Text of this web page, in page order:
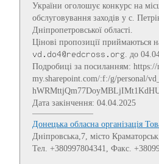
України оголошує конкурс на
обслуговування заходів у с.
Дніпропетровської області.
Цінові пропозиції приймаються
. до
Подробиці за посиланням: https://
my.sharepoint.com/:f:/g/personal/
Дата закінчення: 04.04.2025
Донецька обласна організація
Дніпровська,7, місто
Тел. +380997804341, Факс.